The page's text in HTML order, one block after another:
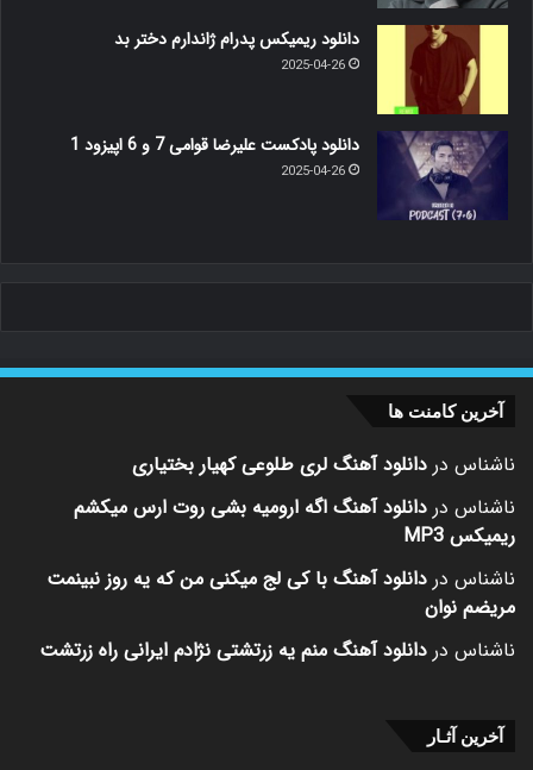
دانلود ریمیکس پدرام ژاندارم دختر بد
2025-04-26
دانلود پادکست علیرضا قوامی 7 و 6 اپیزود 1
2025-04-26
آخرین کامنت ها
ناشناس در دانلود آهنگ لری طلوعی کهیار بختیاری
ناشناس در دانلود آهنگ اگه ارومیه بشی روت ارس میکشم
ریمیکس MP3
ناشناس در دانلود آهنگ با کی لج میکنی من که یه روز نبینمت
مریضم نوان
ناشناس در دانلود آهنگ منم یه زرتشتی نژادم ایرانی راه زرتشت
آخرین آثـار